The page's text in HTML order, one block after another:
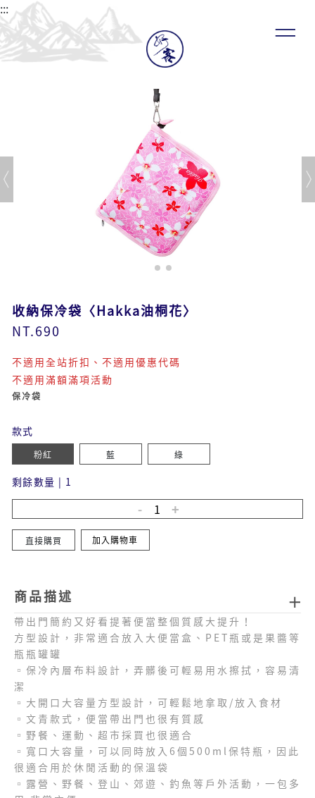
:::
收納保冷袋〈Hakka油桐花〉
NT.690
不適用全站折扣、不適用優惠代碼
不適用滿額滿項活動
保冷袋
款式
粉紅 藍 綠
剩餘數量 | 1
直接購買 加入購物車
商品描述
帶出門簡約又好看提著便當整個質感大提升！
方型設計，非常適合放入大便當盒、PET瓶或是果醬等
瓶瓶罐罐
▫️保冷內層布料設計，弄髒後可輕易用水擦拭，容易清
潔
▫️大開口大容量方型設計，可輕鬆地拿取/放入食材
▫️文青款式，便當帶出門也很有質感
▫️野餐、運動、超市採買也很適合
▫️寬口大容量，可以同時放入6個500ml保特瓶，因此
很適合用於休閒活動的保溫袋
▫️露營、野餐、登山、郊遊、釣魚等戶外活動，一包多